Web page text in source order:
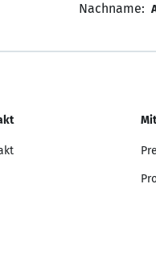
Nachname: